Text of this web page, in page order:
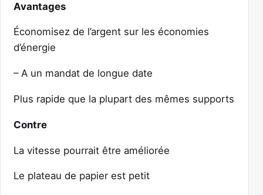
Avantages
Économisez de l’argent sur les économies
d’énergie
– A un mandat de longue date
Plus rapide que la plupart des mêmes supports
Contre
La vitesse pourrait être améliorée
Le plateau de papier est petit